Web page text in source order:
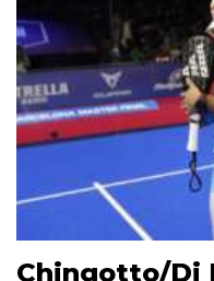
Chingotto/Di